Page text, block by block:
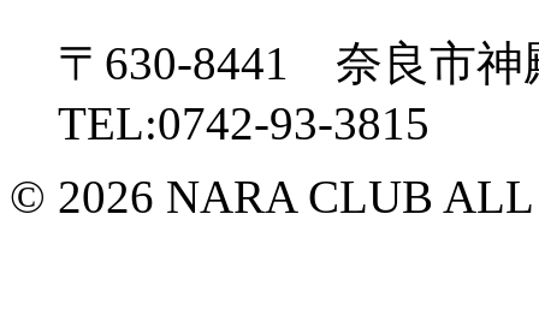
〒630-8441 奈良市
TEL:0742-93-3815
© 2026 NARA CLUB ALL